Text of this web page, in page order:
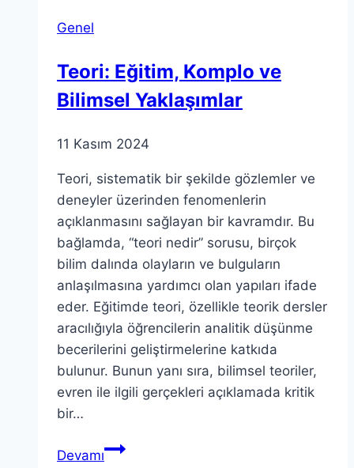
Güçleniyor
Genel
Teori: Eğitim, Komplo ve
Bilimsel Yaklaşımlar
11 Kasım 2024
Teori, sistematik bir şekilde gözlemler ve
deneyler üzerinden fenomenlerin
açıklanmasını sağlayan bir kavramdır. Bu
bağlamda, “teori nedir” sorusu, birçok
bilim dalında olayların ve bulguların
anlaşılmasına yardımcı olan yapıları ifade
eder. Eğitimde teori, özellikle teorik dersler
aracılığıyla öğrencilerin analitik düşünme
becerilerini geliştirmelerine katkıda
bulunur. Bunun yanı sıra, bilimsel teoriler,
evren ile ilgili gerçekleri açıklamada kritik
bir…
DevamıTeori: